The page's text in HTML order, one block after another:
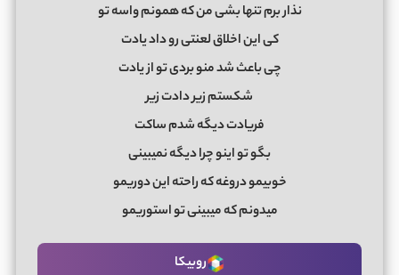
نذار برم تنها بشی من که همونم واسه تو
کی این اخلاق لعنتی رو داد یادت
چی باعث شد منو بردی تو از یادت
شکستم زیر دادت زیر
فریادت دیگه شدم ساکت
بگو تو اینو چرا دیگه نمیبینی
خوبیمو دروغه که راحته این دوریمو
میدونم که میبینی تو استوریمو
روبیکا